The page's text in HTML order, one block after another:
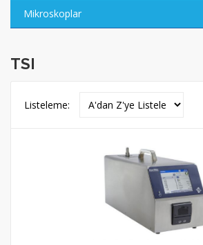
Mikroskoplar
TSI
Listeleme: